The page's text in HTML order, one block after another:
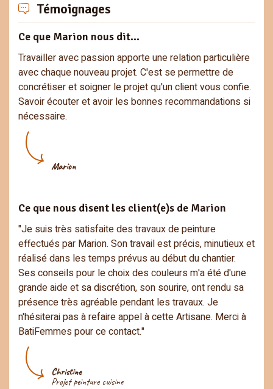
Témoignages
Ce que Marion nous dit...
Travailler avec passion apporte une relation particulière
avec chaque nouveau projet. C'est se permettre de
concrétiser et soigner le projet qu'un client vous confie.
Savoir écouter et avoir les bonnes recommandations si
nécessaire.
Marion
Ce que nous disent les client(e)s de Marion
"Je suis très satisfaite des travaux de peinture
effectués par Marion. Son travail est précis, minutieux et
réalisé dans les temps prévus au début du chantier.
Ses conseils pour le choix des couleurs m'a été d'une
grande aide et sa discrétion, son sourire, ont rendu sa
présence très agréable pendant les travaux. Je
n'hésiterai pas à refaire appel à cette Artisane. Merci à
BatiFemmes pour ce contact."
Christine
Projet peinture cuisine